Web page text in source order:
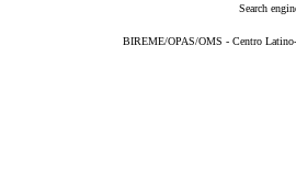
Search
BIREME/OPAS/OMS - Centro Latino-